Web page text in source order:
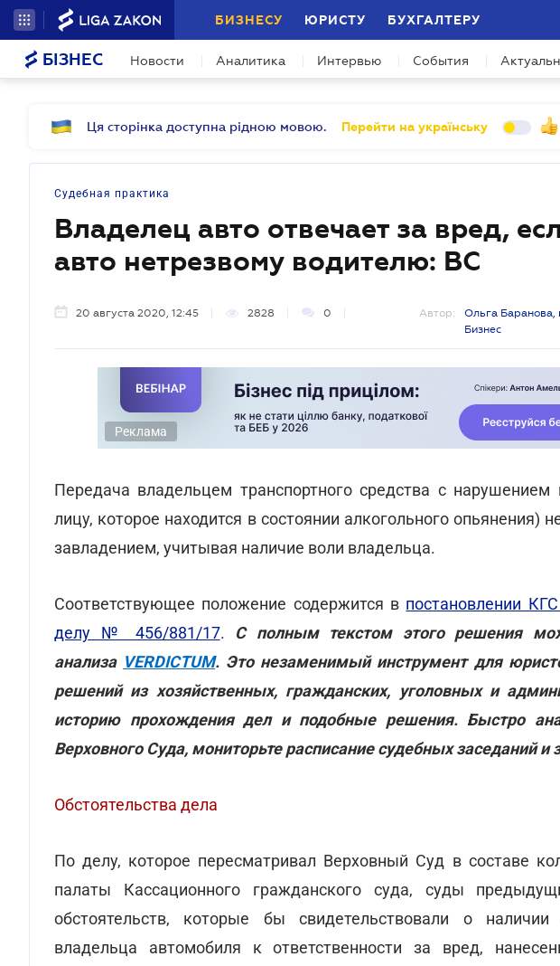
БИЗНЕСУ ЮРИСТУ БУХГАЛТЕРУ
БІЗНЕС Новости Аналитика Интервью События
Ця сторінка доступна рідною мовою. Перейти на українську
Судебная практика
Владелец авто отвечает за вред,
авто нетрезвому водителю: ВС
20 августа 2020, 12:45 2828 0 Автор:
Ольга
Бизнес
Реклама
Передача владельцем транспортного средства с
лицу, которое находится в состоянии алкогольного опьянения)
завладением, учитывая наличие воли владельца.
Соответствующее положение содержится в постановлении
делу № 456/881/17. С полным текстом этого решения
анализа VERDICTUM. Это незаменимый инструмент для
решений из хозяйственных, гражданских, уголовных и
историю прохождения дел и подобные решения. Быстро
Верховного Суда, мониторьте расписание судебных заседаний и
Обстоятельства дела
По делу, которое пересматривал Верховный Суд в составе
палаты Кассационного гражданского суда, суды
обстоятельств, которые бы свидетельствовали о
владельца автомобиля к ответственности за вред,